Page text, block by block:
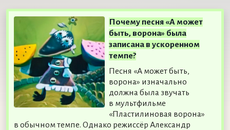
Почему песня «А может
быть, ворона» была
записана в ускоренном
темпе?
Песня «А может быть,
ворона» изначально
должна была звучать
в мультфильме
«Пластилиновая ворона»
в обычном темпе. Однако режиссёр Александр